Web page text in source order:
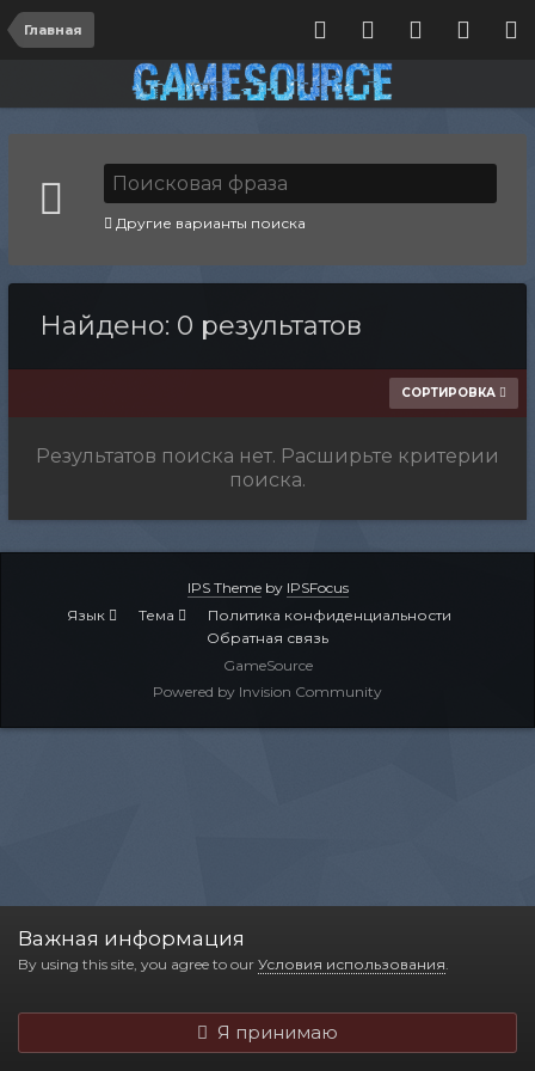
Главная
Другие варианты поиска
Найдено: 0 результатов
СОРТИРОВКА
Результатов поиска нет. Расширьте критерии
поиска.
IPS Themeby IPSFocus
Язык
Тема
Политика конфиденциальности
Обратная связь
GameSource
Powered by Invision Community
Важная информация
By using this site, you agree to our Условия использования.
Я принимаю